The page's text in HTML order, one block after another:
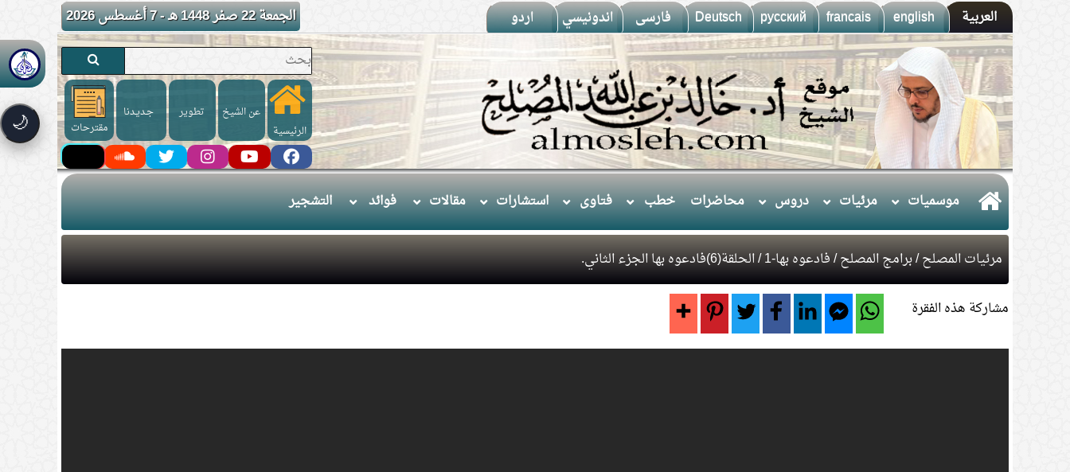
العربية english
francais
русский
Deutsch فارسى اندونيسي اردو الجمعة 22 صفر 1448 هـ - 7 أغسطس 2026
🌙 الرئيسية
عن الشيخ تطوير
جـديـدنا
مقترحات
موسميات مرئيات دروس محاضرات خطب فتاوى استشارات مقالات فوائد التشجير
مرئيات المصلح/برامج المصلح/فادعوه بها-1 / الحلقة(6)فادعوه بها الجزء الثاني.
مشاركة هذه الفقرة